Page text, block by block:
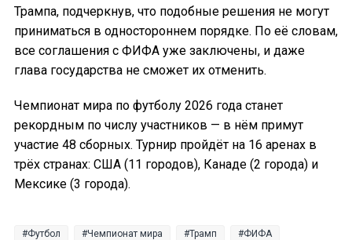
Трампа, подчеркнув, что подобные решения не могут
приниматься в одностороннем порядке. По её словам,
все соглашения с ФИФА уже заключены, и даже
глава государства не сможет их отменить.
Чемпионат мира по футболу 2026 года станет
рекордным по числу участников — в нём примут
участие 48 сборных. Турнир пройдёт на 16 аренах в
трёх странах: США (11 городов), Канаде (2 города) и
Мексике (3 города).
Футбол Чемпионат мира Трамп ФИФА